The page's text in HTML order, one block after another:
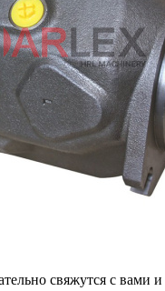
свяжутся с вами и